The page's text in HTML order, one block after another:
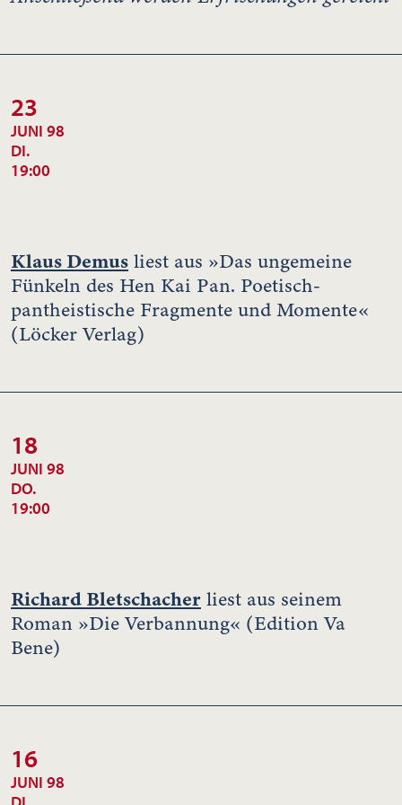
23
JUNI 98
DI.
19:00
Klaus Demus liest aus »Das ungemeine
Fünkeln des Hen Kai Pan. Poetisch-
pantheistische Fragmente und Momente«
(Löcker Verlag)
18
JUNI 98
DO.
19:00
Richard Bletschacher liest aus seinem
Roman »Die Verbannung« (Edition Va
Bene)
16
JUNI 98